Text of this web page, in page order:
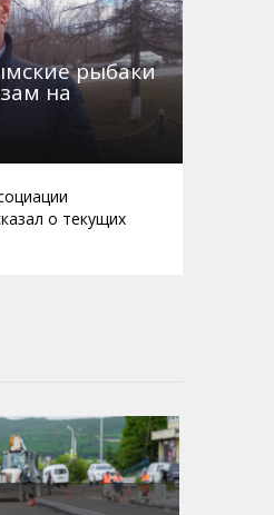
рыбаки
на
о текущих